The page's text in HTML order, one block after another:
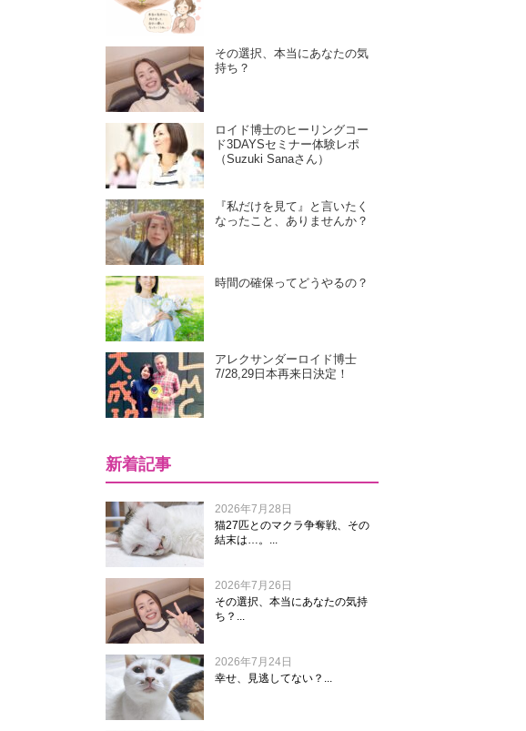
その選択、本当にあなたの気
持ち？
ロイド博士のヒーリングコー
ド3DAYSセミナー体験レポ
（Suzuki Sanaさん）
『私だけを見て』と言いたく
なったこと、ありませんか？
時間の確保ってどうやるの？
アレクサンダーロイド博士
7/28,29日本再来日決定！
新着記事
2026年7月28日
猫27匹とのマクラ争奪戦、その
結末は…。...
2026年7月26日
その選択、本当にあなたの気持
ち？...
2026年7月24日
幸せ、見逃してない？...